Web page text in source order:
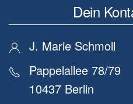
Dein
J. Marie Schmoll
Pappelallee 78/79
10437 Berlin